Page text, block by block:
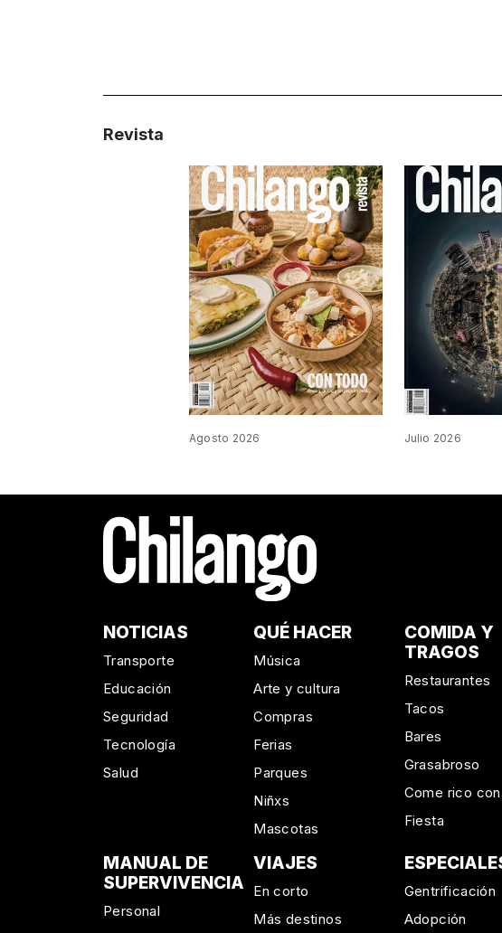
Revista
Agosto 2026 Julio 2026
NOTICIAS
Transporte
Educación
Seguridad
Tecnología
Salud
QUÉ HACER
Música
Arte y cultura
Compras
Ferias
Parques
Niñxs
Mascotas
COMIDA Y
TRAGOS
Restaurantes
Tacos
Bares
Grasabroso
Come rico
Fiesta
MANUAL DE
SUPERVIVENCIA
Personal
VIAJES
En corto
Más destinos
Gentrificación
Adopción